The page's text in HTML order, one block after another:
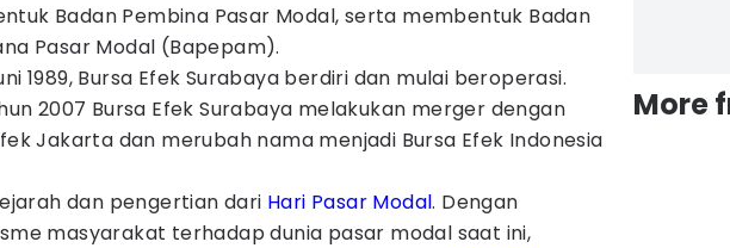
Badan Pembina Pasar Modal, serta membentuk Badan
Pasar Modal (Bapepam).
1989, Bursa Efek Surabaya berdiri dan mulai beroperasi.
2007 Bursa Efek Surabaya melakukan merger dengan
Jakarta dan merubah nama menjadi Bursa Efek Indonesia
dan pengertian dari Hari Pasar Modal. Dengan
masyarakat terhadap dunia pasar modal saat ini,
More